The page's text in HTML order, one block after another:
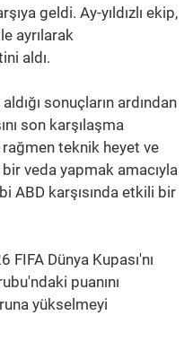
geldi. Ay-yıldızlı ekip,
ayrılarak
aldı.
sonuçların ardından
son karşılaşma
teknik heyet ve
veda yapmak amacıyla
ABD karşısında etkili bir
FIFA Dünya Kupası'nı
puanını
yükselmeyi